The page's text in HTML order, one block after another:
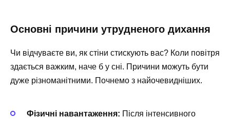
Основні причини утрудненого дихання
Чи відчуваєте ви, як стіни стискують вас? Коли повітря
здається важким, наче б у сні. Причини можуть бути
дуже різноманітними. Почнемо з найочевидніших.
Фізичні навантаження: Після інтенсивного